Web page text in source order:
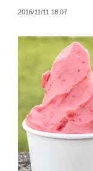
2016/11/11 18:07